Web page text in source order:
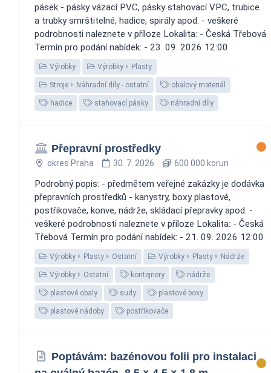
pásek - pásky vázací PVC, pásky stahovací VPC, trubice
a trubky smrštitelné, hadice, spirály apod. - veškeré
podrobnosti naleznete v příloze Lokalita: - Česká Třebová
Termín pro podání nabídek: - 23. 09. 2026 12:00
Výrobky Výrobky Plasty
Stroje Náhradní díly - ostatní obalový materiál
hadice stahovací pásky náhradní díly
Přepravní prostředky
okres Praha 30. 7. 2026 600 000 korun
Podrobný popis: - předmětem veřejné zakázky je dodávka
přepravních prostředků - kanystry, boxy plastové,
postřikovače, konve, nádrže, skládací přepravky apod. -
veškeré podrobnosti naleznete v příloze Lokalita: - Česká
Třebová Termín pro podání nabídek: - 21. 09. 2026 12:00
Výrobky Plasty Ostatní Výrobky Plasty Nádrže
Výrobky Ostatní kontejnery nádrže
plastové obaly sudy plastové boxy
plastové nádoby postřikovače
Poptávám: bazénovou folii pro instalaci